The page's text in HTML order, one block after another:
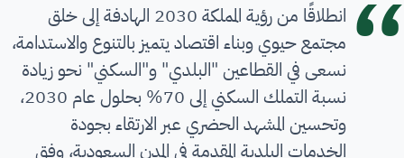
انطلاقًا من رؤية المملكة 2030 الهادفة إلى خلق
مجتمع حيوي وبناء اقتصاد يتميز بالتنوع والاستدامة،
نسعى في القطاعين "البلدي" و"السكني" نحو زيادة
نسبة التملك السكني إلى 70% بحلول عام 2030،
وتحسين المشهد الحضري عبر الارتقاء بجودة
الخدمات البلدية المقدمة في المدن السعودية، وفق